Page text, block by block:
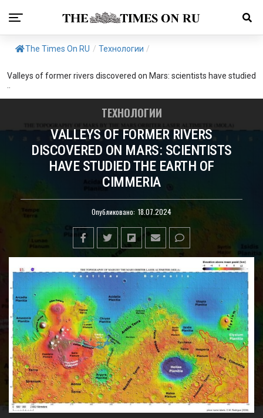
The Times On RU / Технологии /
Valleys of former rivers discovered on Mars: scientists have studied
ТЕХНОЛОГИИ
VALLEYS OF FORMER RIVERS
DISCOVERED ON MARS: SCIENTISTS
HAVE STUDIED THE EARTH OF
CIMMERIA
Опубликовано: 18.07.2024